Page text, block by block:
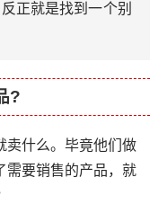
正就是找到一个别
?
卖什么。毕竟他们做
需要销售的产品，就